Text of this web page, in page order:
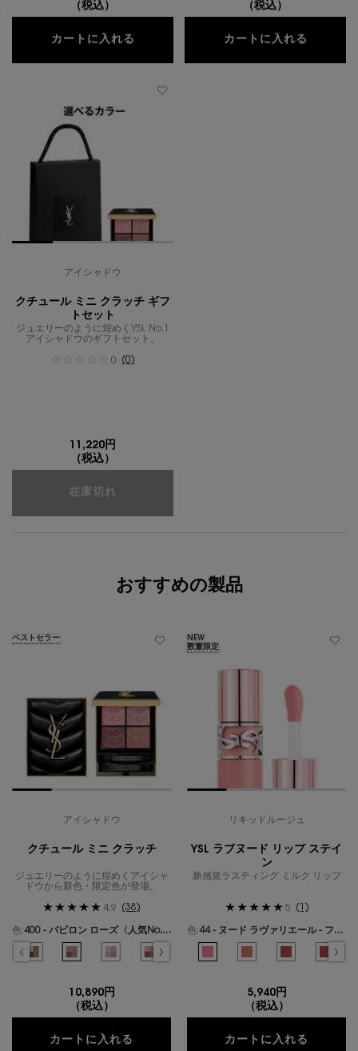
（税込）
カートに入れる クチュール ミニ クラッチ ＆ YSL ラブ
（税込）
カートに入れる
アイシャドウ
クチュール ミニ クラッチ ギフ
トセット
ジュエリーのように煌めくYSL No.1
アイシャドウのギフトセット。
0 (0)
11,220円
（税込）
在庫切れ
おすすめの製品
ベストセラー
アイシャドウ
クチュール ミニ クラッチ
ジュエリーのように煌めくアイシャ
ドウから新色・限定色が登場。
4.9 (38)
色:
400 - バビロン ローズ〈人気No.1〉
色を選択してください
{1} の場合
のカラー クチュール ミニ クラッチ、1/19
ズ ドリーム のカラー クチュール ミニ クラッチ、2/19
択済み
- カスバ スパイシーズ のカラー クチュール ミニ クラッチ、3/19
選択済み
310 - エキゾチック ミラージュ のカラー クチュール ミニ クラッチ、4/19
400 - バビロン ローズ〈人気No.1〉 のカラー クチュール ミニ ク
選択済み
410 - フォービドゥン ウィスパー のカラー クチュール
選択済み
500 - メディナ グロウ のカラー クチュール ミ
600 - スポンティーニ リリー のカラ
700 - オーバー ノアール の
710 - オーバー ブ
選択済み
720 - キャ
10,890円
（税込）
カートに入れる クチュール ミニ クラッチ
NEW
数量限定
リキッドルージュ
YSL ラブヌード リップ ステイ
ン
新感覚ラスティング ミルク リップ
5 (1)
色:
44 - ヌード ラヴァリエール - フレンチモードなミルキーピンク -
色を選択してください
{1} の場合
44 - ヌード ラヴァリエール - フ
1 - アンドレスド ピンク
610 - ヌード チ
選択済
530 -
5,940円
（税込）
カートに入れる